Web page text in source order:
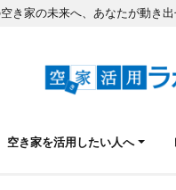
き家の未来へ、あなたが動き
空き家を活用したい人へ